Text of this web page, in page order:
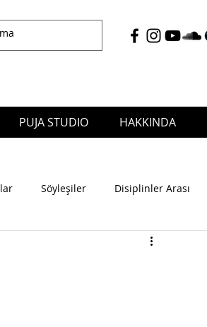
Music;
also the owner of Puja Studio & Musicafé, Puja Music
PUJA STUDIO HAKKINDA
Söyleşiler Disiplinler Arası